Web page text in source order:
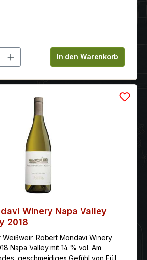
dezent mineralischer Ausklang mit
Zitrusnoten.
Gib den
In den Warenkorb
Winery Napa Valley
2018
Weißwein Robert Mondavi Winery
Napa Valley mit 14 % vol. Am
geschmeidiges Gefühl von Fülle,